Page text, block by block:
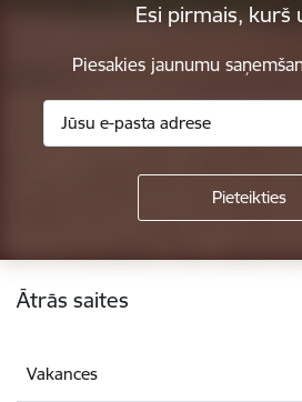
Esi pirmais, kurš
Piesakies jaunumu
Kājene
Ātrās saites
Vakances